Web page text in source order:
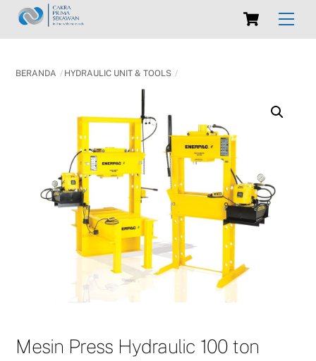
Cart
BERANDA HYDRAULIC UNIT & TOOLS
Mesin Press Hydraulic 100 ton